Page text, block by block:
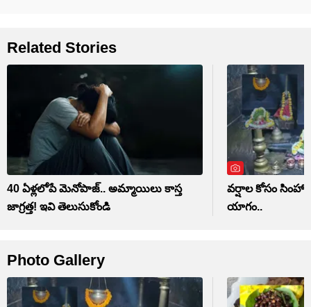
Related Stories
40 ఏళ్లలోపే మెనోపాజ్.. అమ్మాయిలు కాస్త
జాగ్రత్త! ఇవి తెలుసుకోండి
వర్షాల కోసం
యాగం..
Photo Gallery